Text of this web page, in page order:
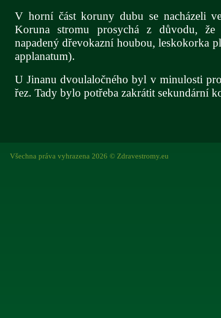
V horní část koruny dubu se nacházeli
Koruna stromu prosychá z důvodu,
napadený dřevokazní houbou, leskokorka
applanatum).
U Jinanu dvoulaločného byl v minulosti
řez. Tady bylo potřeba zakrátit sekundární
Všechna práva vyhrazena 2026 © Zdravestromy.eu